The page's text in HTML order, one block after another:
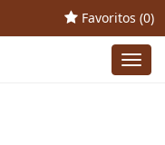
Favoritos (0)